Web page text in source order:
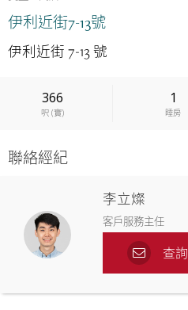
伊利近街7-13號
伊利近街 7-13 號
366
呎(實)
1
睡房
聯絡經紀
李立燦
客戶服務主任
查詢